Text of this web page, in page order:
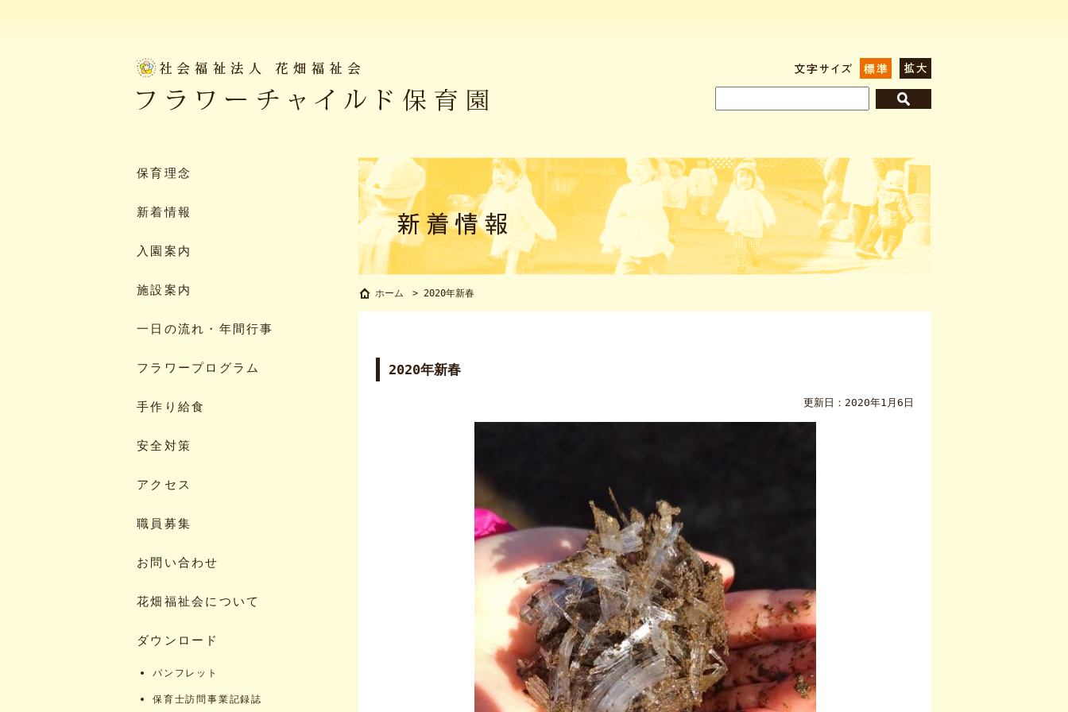
標準 拡大
保育理念
新着情報
入園案内
施設案内
一日の流れ・年間行事
フラワープログラム
手作り給食
安全対策
アクセス
職員募集
お問い合わせ
花畑福祉会について
ダウンロード
パンフレット
保育士訪問事業記録誌
2020年新春
ホーム > 2020年新春
2020年新春
更新日：2020年1月6日